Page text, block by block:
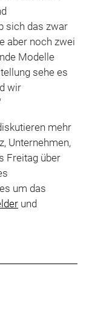
sich das zwar
aber noch zwei
Modelle
sehe es
wir
mehr
Unternehmen,
Freitag über
um das
und